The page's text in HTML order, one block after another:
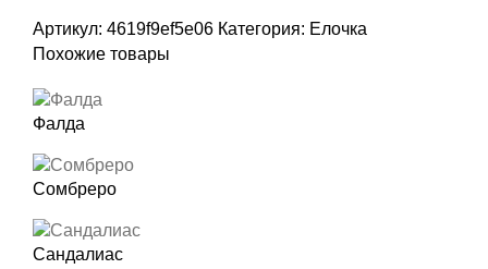
Артикул: 4619f9ef5e06 Категория: Елочка
Похожие товары
Фалда
Сомбреро
Сандалиас